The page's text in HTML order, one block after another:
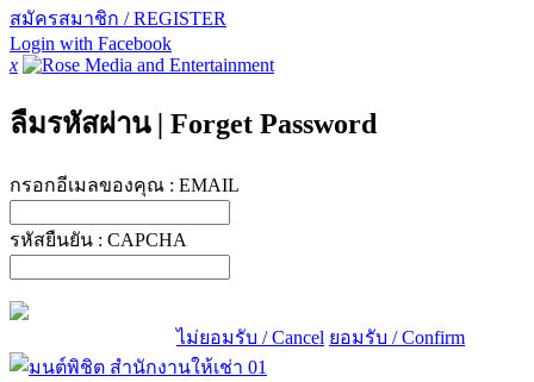
สมัครสมาชิก / REGISTER
Login with Facebook
x
ลืมรหัสผ่าน | Forget Password
กรอกอีเมลของคุณ : EMAIL
รหัสยืนยัน : CAPCHA
ไม่ยอมรับ / Cancel ยอมรับ / Confirm